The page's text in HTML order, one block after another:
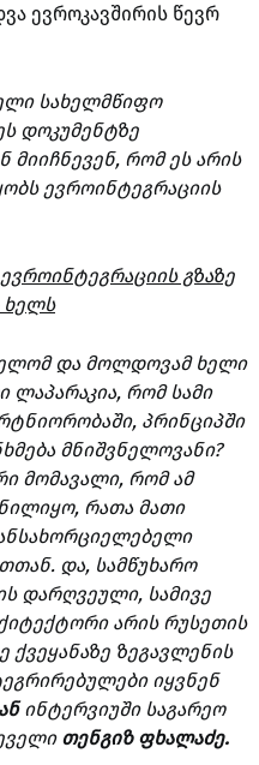
ევროკავშირის წევრ
სახელმწიფო
დოკუმენტზე
მიიჩნევენ, რომ ეს არის
ევროინტეგრაციის
გზაზე
ხელს
და მოლდოვამ ხელი
ლაპარაკია, რომ სამი
პრინციპში
მნიშვნელოვანი?
მომავალი, რომ ამ
რათა მათი
და, სამწუხარო
დარღვეული, სამივე
არის რუსეთის
ზეგავლენის
იყვნენ
ინტერვიუში საგარეო
თენგიზ ფხალაძე.